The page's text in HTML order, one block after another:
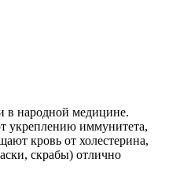
в народной медицине.
укреплению иммунитета,
кровь от холестерина,
скрабы) отлично